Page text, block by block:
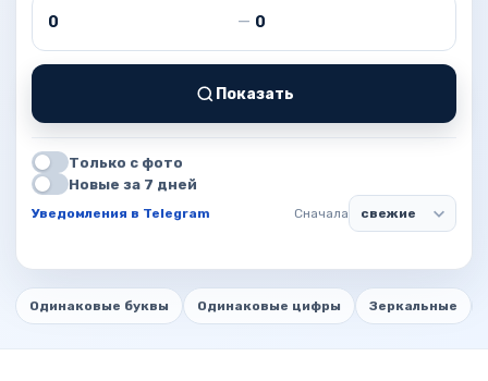
Цена от — Цена до
Показать
Только с фото
Новые за 7 дней
Уведомления в Telegram Сначала
Одинаковые буквы Одинаковые цифры Зеркальные